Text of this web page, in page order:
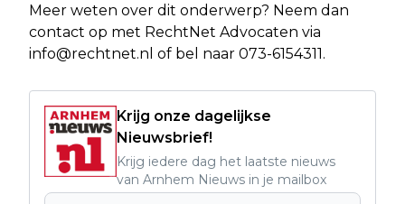
Meer weten over dit onderwerp? Neem dan
contact op met RechtNet Advocaten via
info@rechtnet.nl of bel naar 073-6154311.
Krijg onze dagelijkse
Nieuwsbrief!
Krijg iedere dag het laatste nieuws
van Arnhem Nieuws in je mailbox